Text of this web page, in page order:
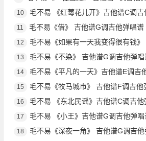
10 毛不易 《红莓花儿开》吉他谱C调吉
11 毛不易《借》 吉他谱G调吉他弹唱谱
12 毛不易《如果有一天我变得很有钱》
13 毛不易《不染》 吉他谱G调吉他弹唱
14 毛不易《平凡的一天》吉他谱E调吉
15 毛不易《牧马城市》 吉他谱F调吉他
16 毛不易 《东北民谣》吉他谱C调吉他
17 毛不易 《小王》吉他谱G调吉他弹唱
18 毛不易《深夜一角》 吉他谱G调吉